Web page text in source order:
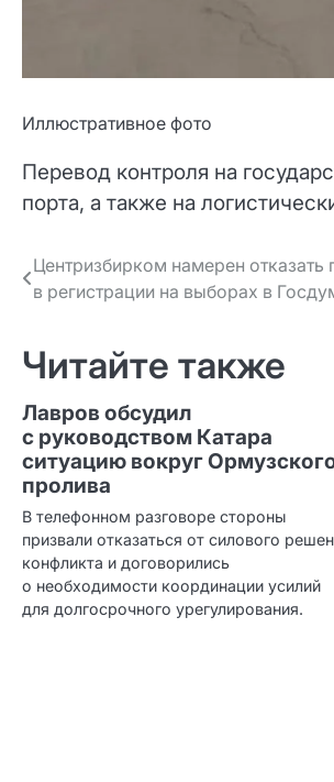
Иллюстративное фото
Перевод контроля на
порта, а также на
Навигация
по записям
Центризбирком намерен отказать
в регистрации на выборах в
Читайте также
Лавров обсудил
с руководством Катара
ситуацию вокруг
пролива
В телефонном разговоре стороны
призвали отказаться от силового
конфликта и договорились
о необходимости координации усилий
для долгосрочного урегулирования.